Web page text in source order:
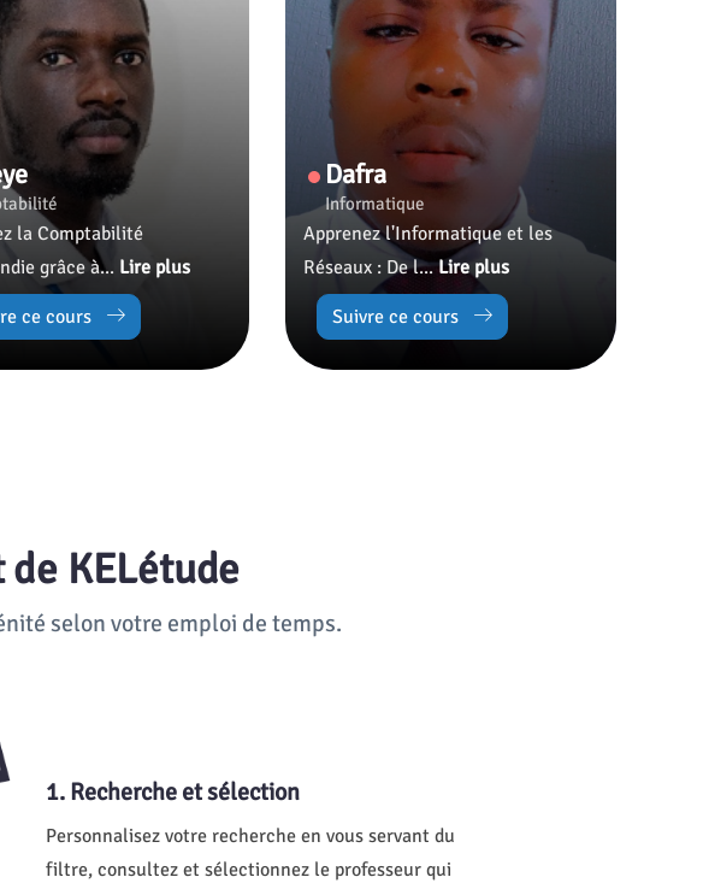
la Comptabilité
grâce à... Lire plus
ce cours
Dafra
Informatique
Apprenez l'Informatique et les
Réseaux : De l...Lire plus
Suivre ce cours
de KELétude
selon votre emploi de temps.
1. Recherche et sélection
Personnalisez votre recherche en vous servant du
filtre, consultez et sélectionnez le professeur qui